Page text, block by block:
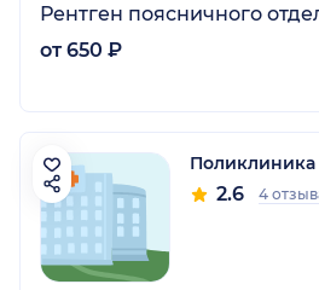
Рентген поясничного
от 650 ₽
2.6 4